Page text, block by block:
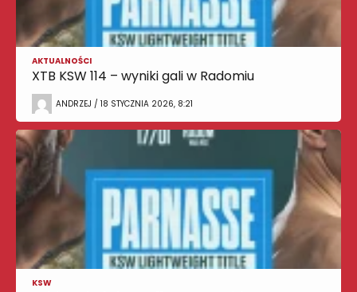
AKTUALNOŚCI
XTB KSW 114 – wyniki gali w Radomiu
ANDRZEJ / 18 STYCZNIA 2026, 8:21
KSW